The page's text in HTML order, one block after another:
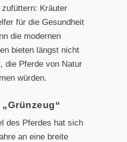
Kräuter
für die Gesundheit
die modernen
bieten längst nicht
die Pferde von Natur
würden.
des Pferdes hat sich
an eine breite